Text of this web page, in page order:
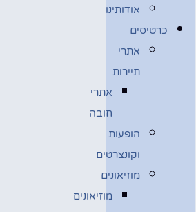
אודותינו
כרטיסים
אתרי
תיירות
אתרי
חובה
הופעות
וקונצרטים
מוזיאונים
מוזיאונים